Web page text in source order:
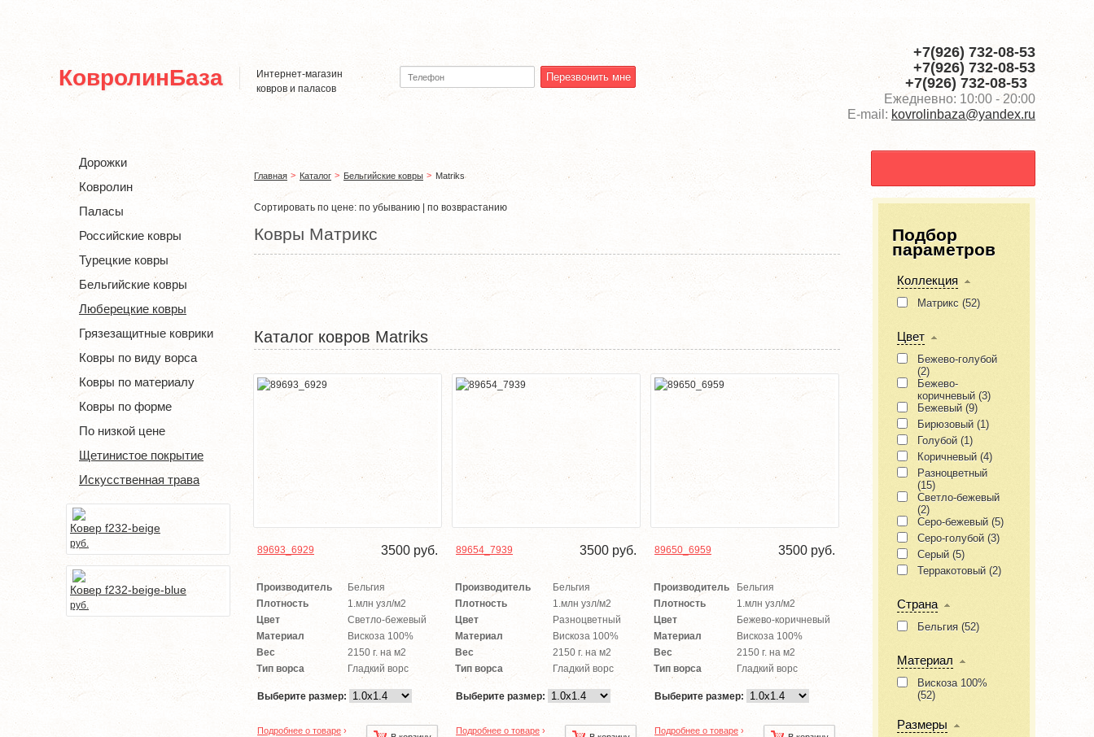
Контакты
Пулмарт Торговый центр Ярославское ш., 190, корп. 3,
КовролинБаза
Интернет-магазин
ковров и паласов
+7(926) 732-08-53
+7(926) 732-08-53
+7(926) 732-08-53
Ежедневно: 10:00 - 20:00
E-mail: kovrolinbaza@yandex.ru
Дорожки
Ковролин
Паласы
Российские ковры
Турецкие ковры
Бельгийские ковры
Люберецкие ковры
Грязезащитные коврики
Ковры по виду ворса
Ковры по материалу
Ковры по форме
По низкой цене
Щетинистое покрытие
Искусственная трава
Ковер f232-beige
руб.
Ковер f232-beige-blue
руб.
Сортировать по цене: по убыванию по возврастанию
Подбор
параметров
Коллекция
Матрикс (52)
Цвет
Бежево-голубой
(2)
Бежево-
коричневый (3)
Бежевый (9)
Бирюзовый (1)
Голубой (1)
Коричневый (4)
Разноцветный
(15)
Светло-бежевый
(2)
Серо-бежевый (5)
Серо-голубой (3)
Серый (5)
Терракотовый (2)
Страна
Бельгия (52)
Материал
Вискоза 100%
(52)
Размеры
Главная Каталог Бельгийские ковры Matriks
Ковры Матрикс
Каталог ковров Matriks
89693_6929 3500 руб.
Производитель
Бельгия
Плотность
1.млн узл/м2
Цвет
Светло-бежевый
Материал
Вискоза 100%
Вес
2150 г. на м2
Тип ворса
Гладкий ворс
Выберите размер:
Подробнее о товаре ›
89654_7939 3500 руб.
Производитель
Бельгия
Плотность
1.млн узл/м2
Цвет
Разноцветный
Материал
Вискоза 100%
Вес
2150 г. на м2
Тип ворса
Гладкий ворс
Выберите размер:
Подробнее о товаре ›
89650_6959 3500 руб.
Производитель
Бельгия
Плотность
1.млн узл/м2
Цвет
Бежево-коричневый
Материал
Вискоза 100%
Вес
2150 г. на м2
Тип ворса
Гладкий ворс
Выберите размер:
Подробнее о товаре ›